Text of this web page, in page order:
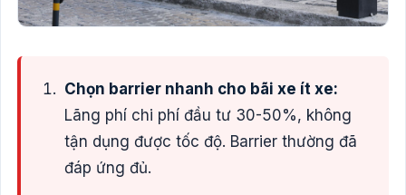
Chọn barrier nhanh cho bãi xe ít xe:
Lãng phí chi phí đầu tư 30-50%, không
tận dụng được tốc độ. Barrier thường đã
đáp ứng đủ.